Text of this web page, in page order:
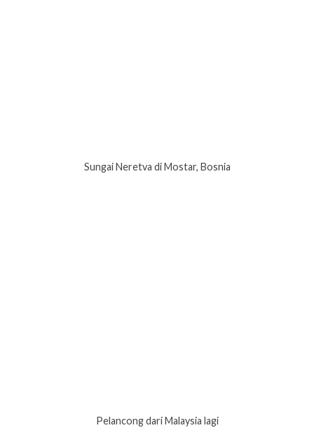
Sungai Neretva di Mostar, Bosnia
Pelancong dari Malaysia lagi